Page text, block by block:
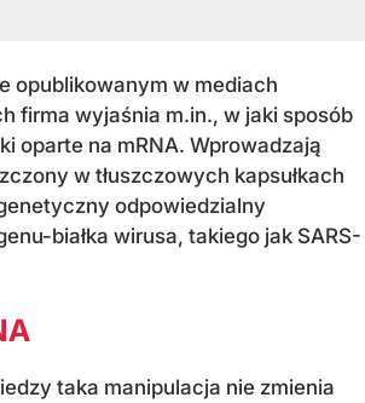
opublikowanym w mediach
firma wyjaśnia m.in., w jaki sposób
oparte na mRNA. Wprowadzają
w tłuszczowych kapsułkach
odpowiedzialny
białka wirusa, takiego jak SARS-
taka manipulacja nie zmienia